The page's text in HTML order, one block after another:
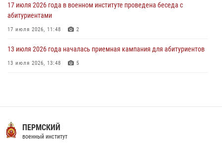
17 июля 2026 года в военном институте проведена беседа с
абитуриентами
17 июля 2026, 11:48 2
13 июля 2026 года началась приемная кампания для абитуриентов
13 июля 2026, 13:48 5
16 июля 2026, 12:29 3
29 июля 2026 года в военном институте состоялась церемония
приведения военнослужащих к Военной присяге
ПЕРМСКИЙ
военный институт